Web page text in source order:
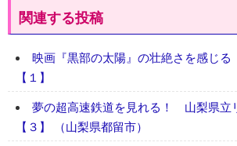
関連する投稿
映画『黒部の太陽』の壮絶さを感じ
【１】
夢の超高速鉄道を見れる！ 山梨県立
【３】 （山梨県都留市）